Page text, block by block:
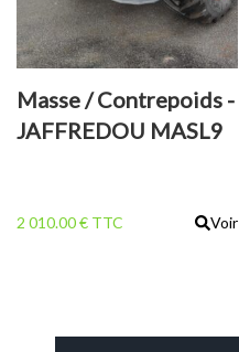
Masse / Contrepoids -
JAFFREDOU MASL9
2 010.00 € TTC Voir